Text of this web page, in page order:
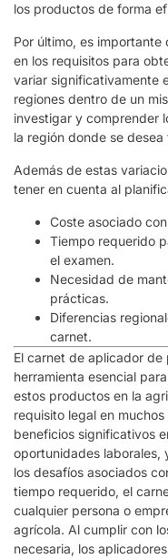
los productos de forma
Por último, es
en los requisitos para
variar significativamente
regiones dentro de un
investigar y comprender
la región donde se desea
Además de estas
tener en cuenta al
Coste asociado
Tiempo requerido
el examen.
Necesidad de
prácticas.
Diferencias
carnet.
El carnet de aplicador
herramienta esencial
estos productos en la
requisito legal en
beneficios significativos
oportunidades laborales,
los desafíos asociados
tiempo requerido, el
cualquier persona o
agrícola. Al cumplir con
necesaria, los